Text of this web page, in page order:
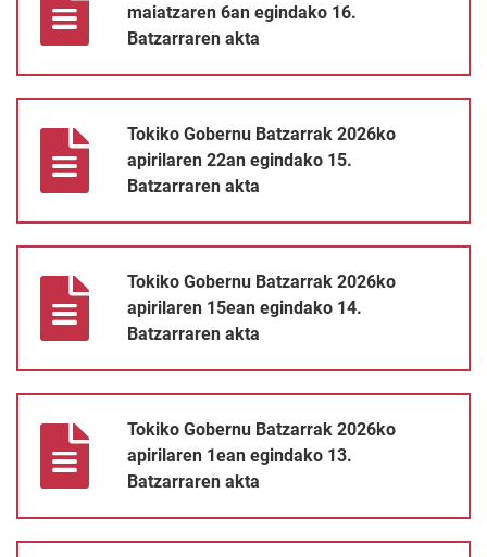
maiatzaren 6an egindako 16.
Batzarraren akta
Tokiko Gobernu Batzarrak 2026ko
apirilaren 22an egindako 15.
Batzarraren akta
Tokiko Gobernu Batzarrak 2026ko
apirilaren 15ean egindako 14.
Batzarraren akta
Tokiko Gobernu Batzarrak 2026ko
apirilaren 1ean egindako 13.
Batzarraren akta